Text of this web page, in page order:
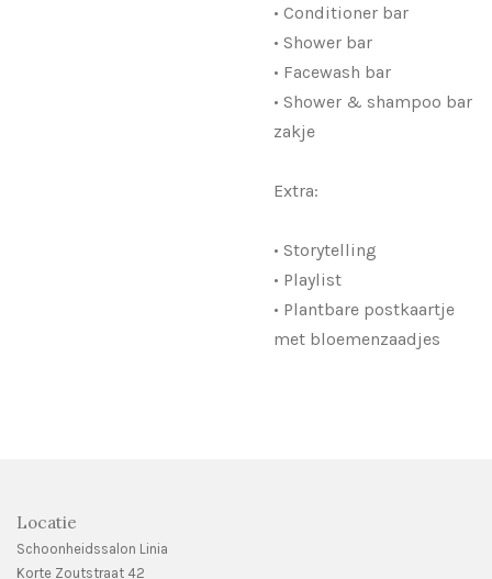
• Conditioner bar
• Shower bar
• Facewash bar
• Shower & shampoo bar
zakje
Extra:
• Storytelling
• Playlist
• Plantbare postkaartje
met bloemenzaadjes
Locatie
Schoonheidssalon Linia
Korte Zoutstraat 42